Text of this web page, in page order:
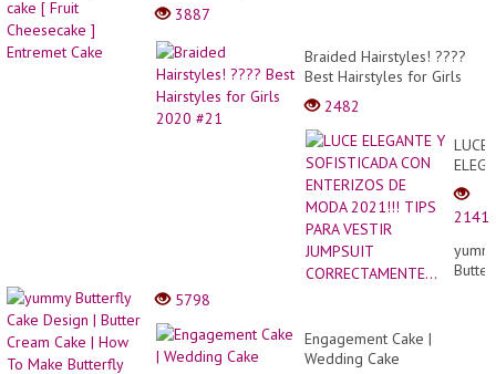
3887
Braided Hairstyles! ????
Best Hairstyles for Girls
2020 #21
2482
LUCE
Y
CON
DE
2141
5798
Engagement Cake |
Wedding Cake